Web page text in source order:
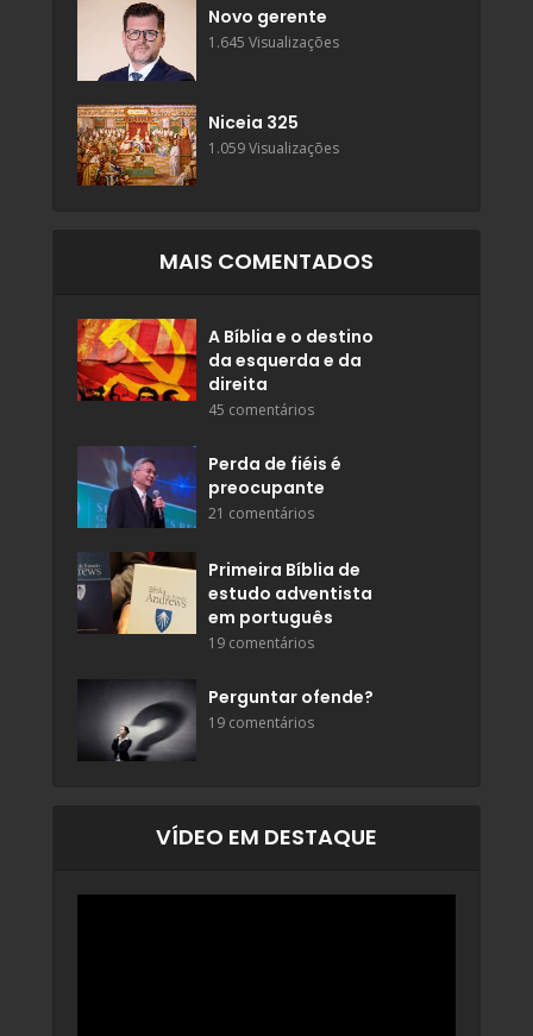
Novo gerente
1.645 Visualizações
Niceia 325
1.059 Visualizações
MAIS COMENTADOS
A Bíblia e o destino
da esquerda e da
direita
45 comentários
Perda de fiéis é
preocupante
21 comentários
Primeira Bíblia de
estudo adventista
em português
19 comentários
Perguntar ofende?
19 comentários
VÍDEO EM DESTAQUE